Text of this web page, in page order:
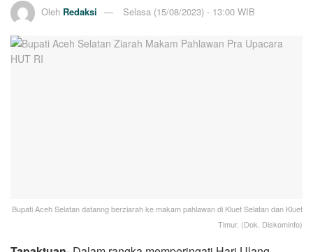
Oleh Redaksi Selasa (15/08/2023) - 13:00 WIB
Bupati Aceh Selatan datanng berziarah ke makam pahlawan di Kluet Selatan dan Kluet
Timur. (Dok. Diskominfo)